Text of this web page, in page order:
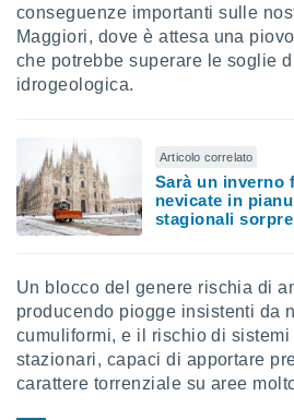
conseguenze importanti sulle
Maggiori, dove è attesa una
che potrebbe superare le soglie
idrogeologica.
Articolo correlato
Sarà un inverno
nevicate in
stagionali
Un blocco del genere rischia di
producendo piogge insistenti da
cumuliformi, e il rischio di
stazionari, capaci di apportare
carattere torrenziale su aree